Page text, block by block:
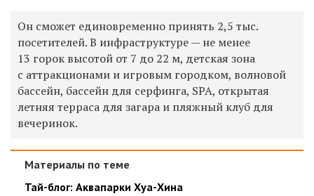
Он сможет единовременно принять 2,5 тыс.
посетителей. В инфраструктуре — не менее
13 горок высотой от 7 до 22 м, детская зона
с аттракционами и игровым городком, волновой
бассейн, бассейн для серфинга, SPA, открытая
летняя терраса для загара и пляжный клуб для
вечеринок.
Материалы по теме
Тай-блог: Аквапарки Хуа-Хина